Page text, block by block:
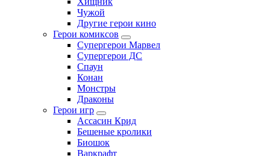
Чужой
Другие герои кино
Герои комиксов
Супергерои Марвел
Супергерои ДС
Спаун
Конан
Монстры
Драконы
Герои игр
Ассасин Крид
Бешеные кролики
Биошок
Варкрафт